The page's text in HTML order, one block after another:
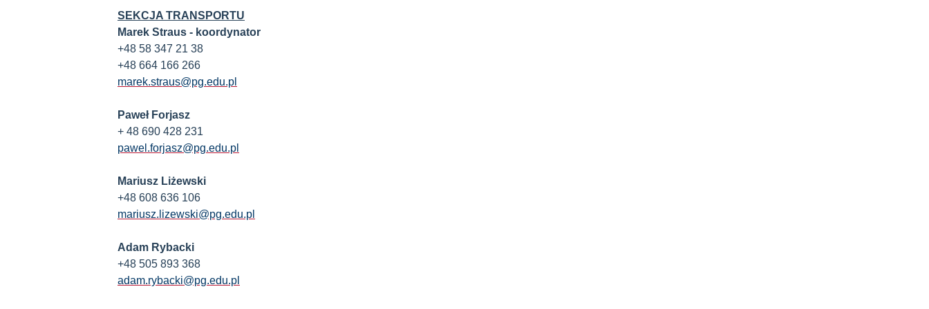
SEKCJA TRANSPORTU
Marek Straus - koordynator
+48 58 347 21 38
+48 664 166 266
marek.straus@pg.edu.pl
Paweł Forjasz
+ 48 690 428 231
pawel.forjasz@pg.edu.pl
Mariusz Liżewski
+48 608 636 106
mariusz.lizewski@pg.edu.pl
Adam Rybacki
+48 505 893 368
adam.rybacki@pg.edu.pl